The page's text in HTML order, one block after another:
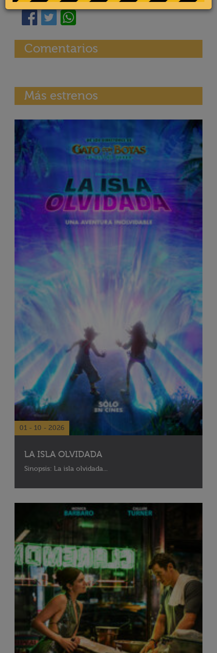
Comentarios
Más estrenos
01 - 10 - 2026
LA ISLA OLVIDADA
Sinopsis: La isla olvidada...